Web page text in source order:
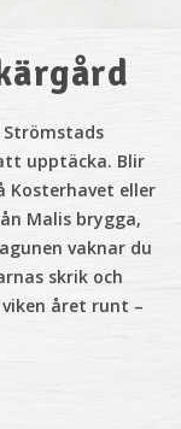
Strömstads
upptäcka. Blir
Kosterhavet eller
Malis brygga,
vaknar du
skrik och
året runt –